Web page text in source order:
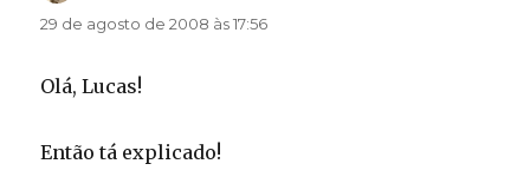
29 de agosto de 2008 às 17:56
Olá, Lucas!
Então tá explicado!